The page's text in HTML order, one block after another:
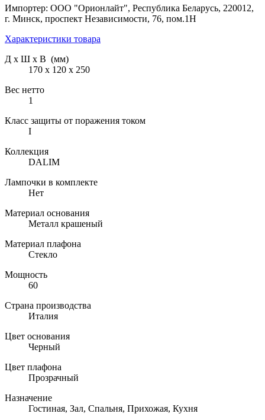
Импортер: ООО "Орионлайт", Республика Беларусь, 220012,
г. Минск, проспект Независимости, 76, пом.1Н
Характеристики товара
Д х Ш х В (мм)
170 х 120 х 250
Вес нетто
1
Класс защиты от поражения током
I
Коллекция
DALIM
Лампочки в комплекте
Нет
Материал основания
Металл крашеный
Материал плафона
Стекло
Мощность
60
Страна производства
Италия
Цвет основания
Черный
Цвет плафона
Прозрачный
Назначение
Гостиная, Зал, Спальня, Прихожая, Кухня